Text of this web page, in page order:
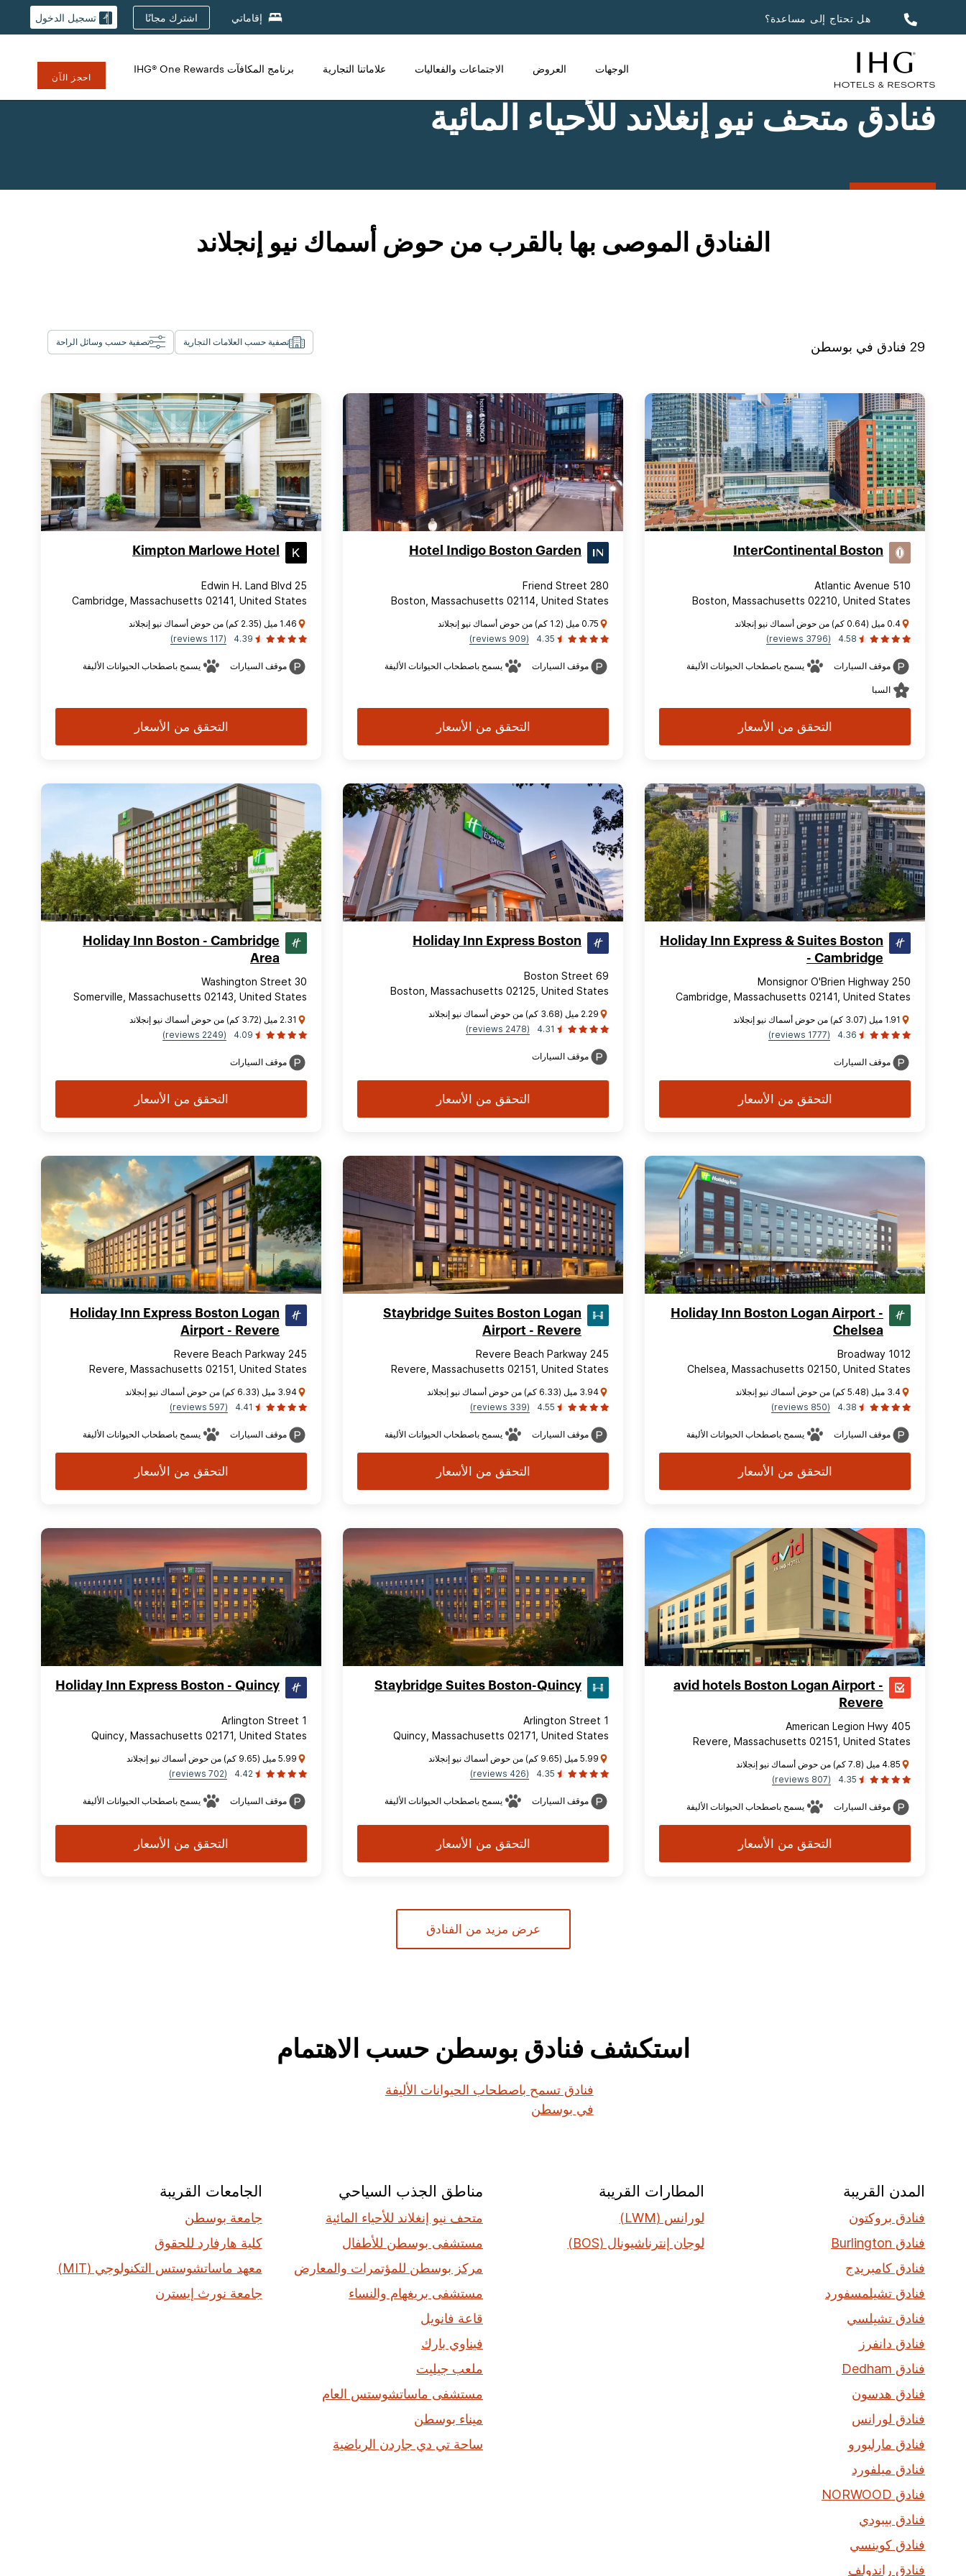
هل تحتاج إلى مساعدة؟ إقاماتي اشترك مجانًا تسجيل الدخول
الوجهات العروض الاجتماعات والفعاليات علاماتنا التجارية برنامج المكافآت IHG® One Rewards
احجز الآن
فنادق متحف نيو إنغلاند للأحياء المائية
الفنادق الموصى بها بالقرب من حوض أسماك نيو إنجلاند
29 فنادق في بوسطن تصفية حسب العلامات التجارية تصفية حسب وسائل الراحة
InterContinental Boston
510 Atlantic Avenue
Boston, Massachusetts 02210, United States
0.4 ميل (0.64 كم) من حوض أسماك نيو إنجلاند
4.58
(3796 reviews)
موقف السيارات يسمح باصطحاب الحيوانات الأليفة
السبا
التحقق من الأسعار
Hotel Indigo Boston Garden
280 Friend Street
Boston, Massachusetts 02114, United States
0.75 ميل (1.2 كم) من حوض أسماك نيو إنجلاند
4.35
(909 reviews)
موقف السيارات يسمح باصطحاب الحيوانات الأليفة
التحقق من الأسعار
Kimpton Marlowe Hotel
25 Edwin H. Land Blvd
Cambridge, Massachusetts 02141, United States
1.46 ميل (2.35 كم) من حوض أسماك نيو إنجلاند
4.39
(117 reviews)
موقف السيارات يسمح باصطحاب الحيوانات الأليفة
التحقق من الأسعار
Holiday Inn Express & Suites Boston
- Cambridge
250 Monsignor O'Brien Highway
Cambridge, Massachusetts 02141, United States
1.91 ميل (3.07 كم) من حوض أسماك نيو إنجلاند
4.36
(1777 reviews)
موقف السيارات
التحقق من الأسعار
Holiday Inn Express Boston
69 Boston Street
Boston, Massachusetts 02125, United States
2.29 ميل (3.68 كم) من حوض أسماك نيو إنجلاند
4.31
(2478 reviews)
موقف السيارات
التحقق من الأسعار
Holiday Inn Boston - Cambridge
Area
30 Washington Street
Somerville, Massachusetts 02143, United States
2.31 ميل (3.72 كم) من حوض أسماك نيو إنجلاند
4.09
(2249 reviews)
موقف السيارات
التحقق من الأسعار
Holiday Inn Boston Logan Airport -
Chelsea
1012 Broadway
Chelsea, Massachusetts 02150, United States
3.4 ميل (5.48 كم) من حوض أسماك نيو إنجلاند
4.38
(850 reviews)
موقف السيارات يسمح باصطحاب الحيوانات الأليفة
التحقق من الأسعار
Staybridge Suites Boston Logan
Airport - Revere
245 Revere Beach Parkway
Revere, Massachusetts 02151, United States
3.94 ميل (6.33 كم) من حوض أسماك نيو إنجلاند
4.55
(339 reviews)
موقف السيارات يسمح باصطحاب الحيوانات الأليفة
التحقق من الأسعار
Holiday Inn Express Boston Logan
Airport - Revere
245 Revere Beach Parkway
Revere, Massachusetts 02151, United States
3.94 ميل (6.33 كم) من حوض أسماك نيو إنجلاند
4.41
(597 reviews)
موقف السيارات يسمح باصطحاب الحيوانات الأليفة
التحقق من الأسعار
avid hotels Boston Logan Airport -
Revere
405 American Legion Hwy
Revere, Massachusetts 02151, United States
4.85 ميل (7.8 كم) من حوض أسماك نيو إنجلاند
4.35
(807 reviews)
موقف السيارات يسمح باصطحاب الحيوانات الأليفة
التحقق من الأسعار
Staybridge Suites Boston-Quincy
1 Arlington Street
Quincy, Massachusetts 02171, United States
5.99 ميل (9.65 كم) من حوض أسماك نيو إنجلاند
4.35
(426 reviews)
موقف السيارات يسمح باصطحاب الحيوانات الأليفة
التحقق من الأسعار
Holiday Inn Express Boston - Quincy
1 Arlington Street
Quincy, Massachusetts 02171, United States
5.99 ميل (9.65 كم) من حوض أسماك نيو إنجلاند
4.42
(702 reviews)
موقف السيارات يسمح باصطحاب الحيوانات الأليفة
التحقق من الأسعار
عرض مزيد من الفنادق
استكشف فنادق بوسطن حسب الاهتمام
فنادق تسمح باصطحاب الحيوانات الأليفة
في بوسطن
المدن القريبة
فنادق بروكتون
فنادق Burlington
فنادق كامبريدج
فنادق تشيلمسفورد
فنادق تشيلسي
فنادق دانفرز
فنادق Dedham
فنادق هدسون
فنادق لورانس
فنادق مارلبورو
فنادق ميلفورد
فنادق NORWOOD
فنادق بيبودي
فنادق كوينسي
فنادق راندولف
المطارات القريبة
لورانس (LWM)
لوجان إنترناشيونال (BOS)
مناطق الجذب السياحي
متحف نيو إنغلاند للأحياء المائية
مستشفى بوسطن للأطفال
مركز بوسطن للمؤتمرات والمعارض
مستشفى بريغهام والنساء
قاعة فانويل
فيناوي بارك
ملعب جيليت
مستشفى ماساتشوستس العام
ميناء بوسطن
ساحة تي دي جاردن الرياضية
الجامعات القريبة
جامعة بوسطن
كلية هارفارد للحقوق
معهد ماساتشوستس التكنولوجي (MIT)
جامعة نورث إيسترن